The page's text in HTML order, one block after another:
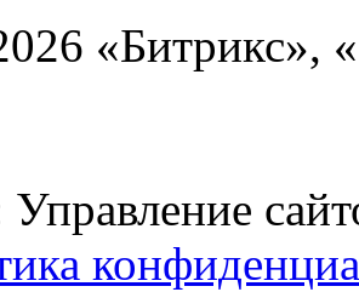
«Битрикс»,
Управление